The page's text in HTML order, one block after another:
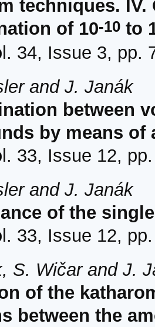
techniques.
of 10-10 to
34, Issue 3, pp.
and J. Janák
between
by means of
33, Issue 12,
and J. Janák
of the
33, Issue 12,
S. Wičar and J.
of the
between the